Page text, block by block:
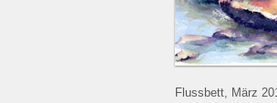
Flussbett, März